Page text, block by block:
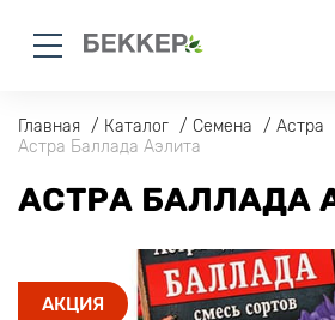
Главная Каталог Семена
Астра
Астра Баллада Аэлита
АСТРА БАЛЛАДА
АКЦИЯ